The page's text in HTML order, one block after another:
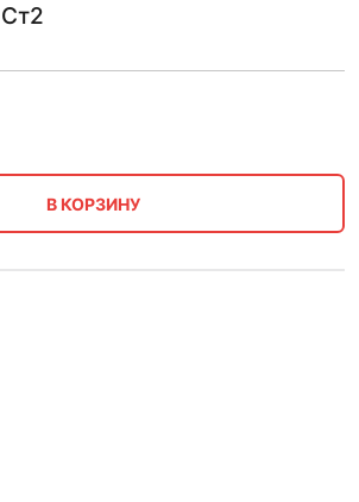
Ст2
В КОРЗИНУ